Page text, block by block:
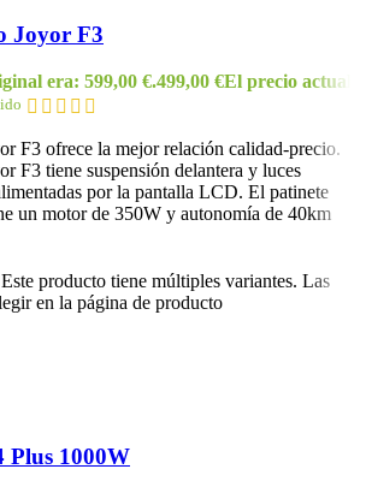
Joyor F3
era: 599,00 €.499,00 €El precio actual
F3 ofrece la mejor relación calidad-precio.
F3 tiene suspensión delantera y luces
por la pantalla LCD. El patinete
un motor de 350W y autonomía de 40km
Este producto tiene múltiples variantes. Las
en la página de producto
1000W